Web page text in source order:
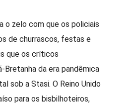
com que os policiais
de churrascos, festas e
que os críticos
Bretanha da era pandêmica
sob a Stasi. O Reino Unido
para os bisbilhoteiros,